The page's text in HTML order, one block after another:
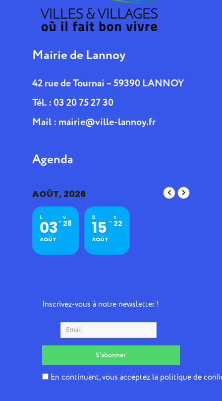
Mairie de Lannoy
42 rue de Tournai – 59390 LANNOY
Tél. : 03 20 75 27 30
Mail : mairie@ville-lannoy.fr
Agenda
AOÛT, 2026
L
03
AOÛT
V
28
S
15
AOÛT
S
22
Inscrivez-vous à notre newsletter !
En continuant, vous acceptez la politique de